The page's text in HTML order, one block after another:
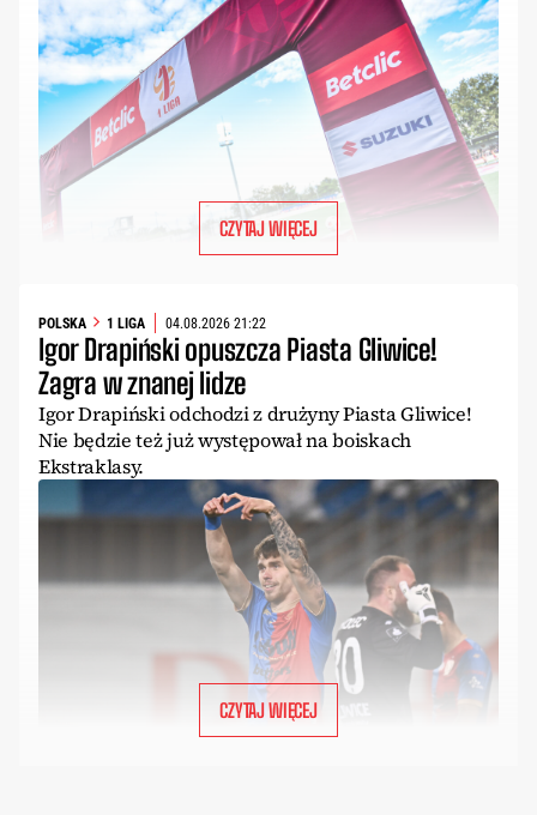
CZYTAJ WIĘCEJ
POLSKA 1 LIGA 04.08.2026 21:22
Igor Drapiński opuszcza Piasta Gliwice!
Zagra w znanej lidze
Igor Drapiński odchodzi z drużyny Piasta Gliwice!
Nie będzie też już występował na boiskach
Ekstraklasy.
CZYTAJ WIĘCEJ